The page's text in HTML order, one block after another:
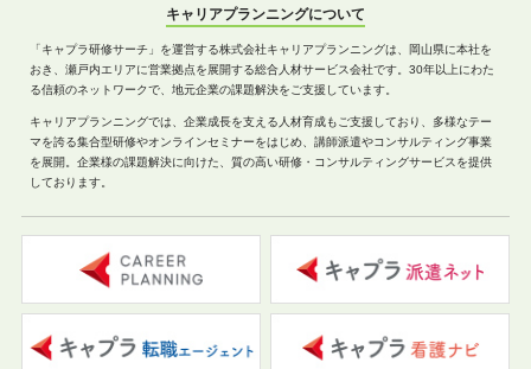
キャリアプランニングについて
「キャプラ研修サーチ」を運営する株式会社キャリアプランニングは、岡山県に本社を
おき、瀬戸内エリアに営業拠点を展開する総合人材サービス会社です。30年以上にわた
る信頼のネットワークで、地元企業の課題解決をご支援しています。
キャリアプランニングでは、企業成長を支える人材育成もご支援しており、多様なテー
マを誇る集合型研修やオンラインセミナーをはじめ、講師派遣やコンサルティング事業
を展開。企業様の課題解決に向けた、質の高い研修・コンサルティングサービスを提供
しております。